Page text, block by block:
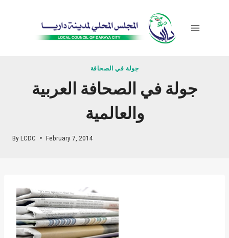
جولة في الصحافة
جولة في الصحافة العربية
والعالمية
ByLCDC February 7, 2014